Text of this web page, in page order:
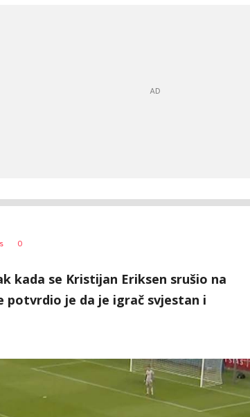
0
kada se Kristijan Eriksen srušio na
potvrdio je da je igrač svjestan i